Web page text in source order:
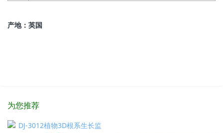
产地：英国
为您推荐